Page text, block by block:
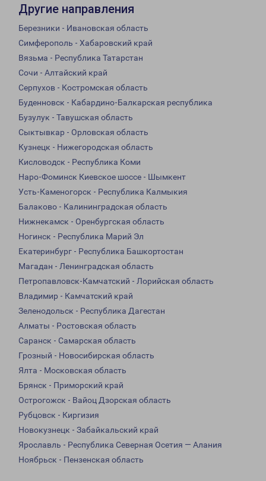
Другие направления
Березники - Ивановская область
Симферополь - Хабаровский край
Вязьма - Республика Татарстан
Сочи - Алтайский край
Серпухов - Костромская область
Буденновск - Кабардино-Балкарская республика
Бузулук - Тавушская область
Сыктывкар - Орловская область
Кузнецк - Нижегородская область
Кисловодск - Республика Коми
Наро-Фоминск Киевское шоссе - Шымкент
Усть-Каменогорск - Республика Калмыкия
Балаково - Калининградская область
Нижнекамск - Оренбургская область
Ногинск - Республика Марий Эл
Екатеринбург - Республика Башкортостан
Магадан - Ленинградская область
Петропавловск-Камчатский - Лорийская область
Владимир - Камчатский край
Зеленодольск - Республика Дагестан
Алматы - Ростовская область
Саранск - Самарская область
Грозный - Новосибирская область
Ялта - Московская область
Брянск - Приморский край
Острогожск - Вайоц Дзорская область
Рубцовск - Киргизия
Новокузнецк - Забайкальский край
Ярославль - Республика Северная Осетия — Алания
Ноябрьск - Пензенская область